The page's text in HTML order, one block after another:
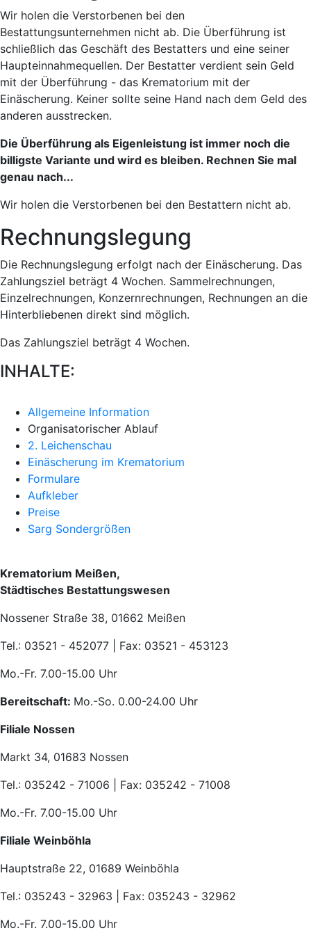
Wir holen die Verstorbenen bei den
Bestattungsunternehmen nicht ab. Die Überführung ist
schließlich das Geschäft des Bestatters und eine seiner
Haupteinnahmequellen. Der Bestatter verdient sein Geld
mit der Überführung - das Krematorium mit der
Einäscherung. Keiner sollte seine Hand nach dem Geld des
anderen ausstrecken.
Die Überführung als Eigenleistung ist immer noch die
billigste Variante und wird es bleiben. Rechnen Sie mal
genau nach...
Wir holen die Verstorbenen bei den Bestattern nicht ab.
Rechnungslegung
Die Rechnungslegung erfolgt nach der Einäscherung. Das
Zahlungsziel beträgt 4 Wochen. Sammelrechnungen,
Einzelrechnungen, Konzernrechnungen, Rechnungen an die
Hinterbliebenen direkt sind möglich.
Das Zahlungsziel beträgt 4 Wochen.
INHALTE:
Allgemeine Information
Organisatorischer Ablauf
2. Leichenschau
Einäscherung im Krematorium
Formulare
Aufkleber
Preise
Sarg Sondergrößen
Krematorium Meißen,
Städtisches Bestattungswesen
Nossener Straße 38, 01662 Meißen
Tel.: 03521 - 452077 | Fax: 03521 - 453123
Mo.-Fr. 7.00-15.00 Uhr
Bereitschaft: Mo.-So. 0.00-24.00 Uhr
Filiale Nossen
Markt 34, 01683 Nossen
Tel.: 035242 - 71006 | Fax: 035242 - 71008
Mo.-Fr. 7.00-15.00 Uhr
Filiale Weinböhla
Hauptstraße 22, 01689 Weinböhla
Tel.: 035243 - 32963 | Fax: 035243 - 32962
Mo.-Fr. 7.00-15.00 Uhr